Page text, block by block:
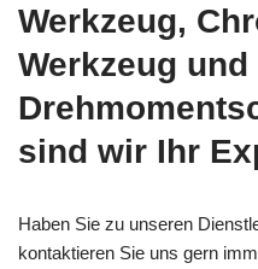
Werkzeug,
Werkzeug und
sind wir Ihr
Haben Sie zu unseren
kontaktieren Sie uns gern